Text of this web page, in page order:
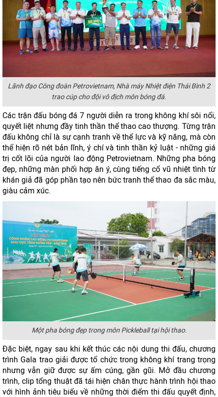
Lãnh đạo Công đoàn Petrovietnam, Nhà máy Nhiệt điện Thái Bình 2
trao cúp cho đội vô địch môn bóng đá.
Các trận đấu bóng đá 7 người diễn ra trong không khí sôi nổi,
quyết liệt nhưng đầy tinh thần thể thao cao thượng. Từng trận
đấu không chỉ là sự cạnh tranh về thể lực và kỹ năng, mà còn
thể hiện rõ nét bản lĩnh, ý chí và tinh thần kỷ luật - những giá
trị cốt lõi của người lao động Petrovietnam. Những pha bóng
đẹp, những màn phối hợp ăn ý, cùng tiếng cổ vũ nhiệt tình từ
khán giả đã góp phần tạo nên bức tranh thể thao đa sắc màu,
giàu cảm xúc.
Một pha bóng đẹp trong môn Pickleball tại hội thao.
Đặc biệt, ngay sau khi kết thúc các nội dung thi đấu, chương
trình Gala trao giải được tổ chức trong không khí trang trọng
nhưng vẫn giữ được sự ấm cúng, gần gũi. Mở đầu chương
trình, clip tổng thuật đã tái hiện chân thực hành trình hội thao
với hình ảnh tiêu biểu về những thời điểm thi đấu quyết định,